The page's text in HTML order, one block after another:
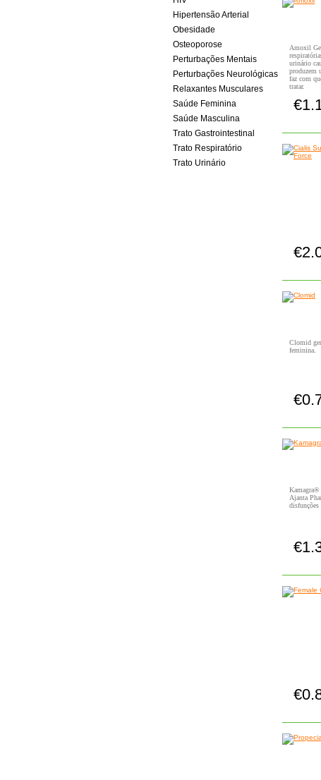
Hipertensão Arterial
Obesidade
Osteoporose
Perturbações Mentais
Perturbações Neurológicas
Relaxantes Musculares
Saúde Feminina
Saúde Masculina
Trato Gastrointestinal
Trato Respiratório
Trato Urinário
Amoxil
urinário
produzem
faz com
tratar.
Clomid
feminina.
Kamagra®
Ajanta
disfunções